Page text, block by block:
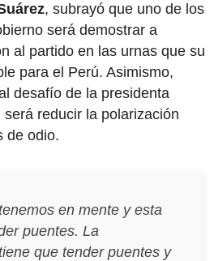
, subrayó que uno de los
será demostrar a
al partido en las urnas que su
para el Perú. Asimismo,
desafío de la presidenta
reducir la polarización
de odio.
en mente y esta
puentes. La
que tender puentes y